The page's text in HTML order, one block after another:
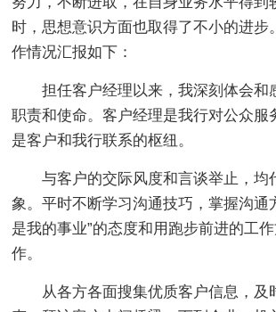
时，思想意识方面也取得了不小的进步
作情况汇报如下：
担任客户经理以来，我深刻体会和
职责和使命。客户经理是我行对公众服
是客户和我行联系的枢纽。
与客户的交际风度和言谈举止，均
象。平时不断学习沟通技巧，掌握沟通
是我的事业”的态度和用跑步前进的工
作。
从各方各面搜集优质客户信息，及